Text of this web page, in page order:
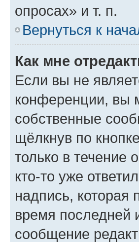
опросах» и т. п.
Вернуться к
Как мне
Если вы не
конференции, вы
собственные
щёлкнув по кнопке
только в течение
кто-то уже
надпись, которая
время последней
сообщение